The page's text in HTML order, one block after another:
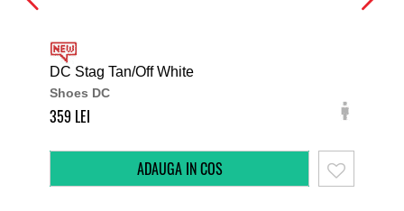
DC Stag Tan/Off White
Shoes DC
359